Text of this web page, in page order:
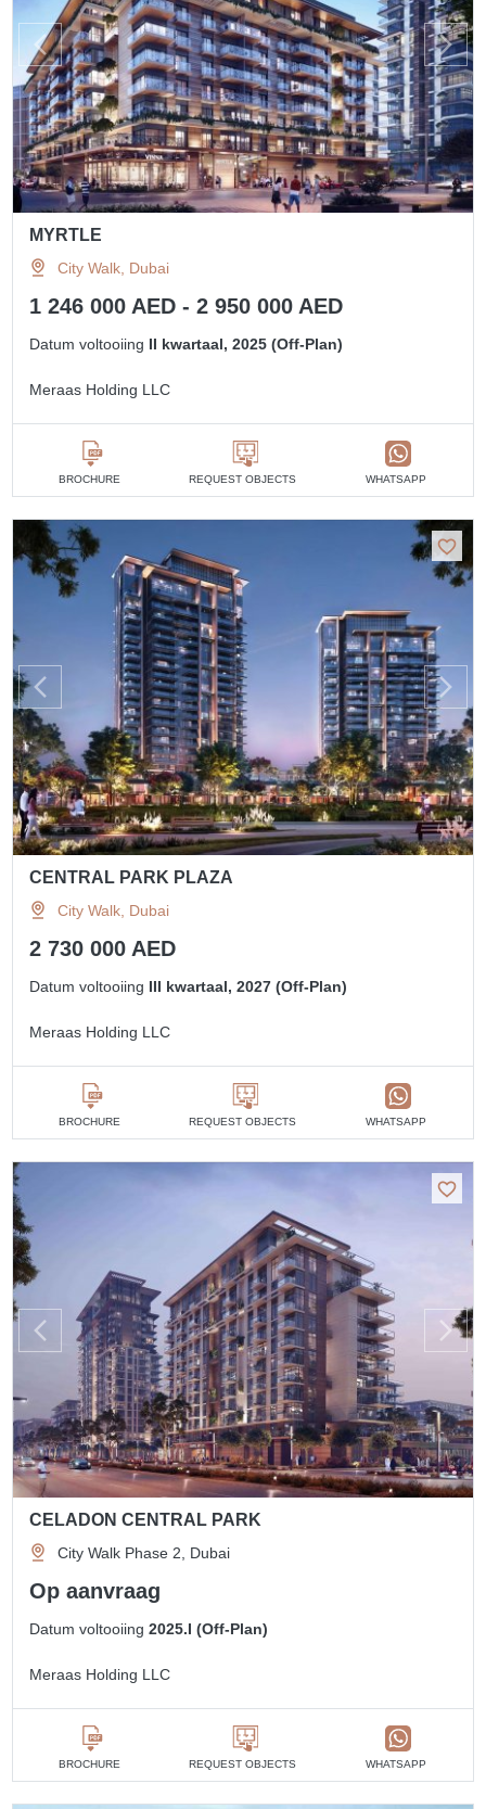
MYRTLE
City Walk, Dubai
1 246 000 AED - 2 950 000 AED
Datum voltooiing II kwartaal, 2025 (Off-Plan)
Meraas Holding LLC
BROCHURE REQUEST OBJECTS WHATSAPP
CENTRAL PARK PLAZA
City Walk, Dubai
2 730 000 AED
Datum voltooiing III kwartaal, 2027 (Off-Plan)
Meraas Holding LLC
BROCHURE REQUEST OBJECTS WHATSAPP
CELADON CENTRAL PARK
City Walk Phase 2, Dubai
Op aanvraag
Datum voltooiing2025.I (Off-Plan)
Meraas Holding LLC
BROCHURE REQUEST OBJECTS WHATSAPP